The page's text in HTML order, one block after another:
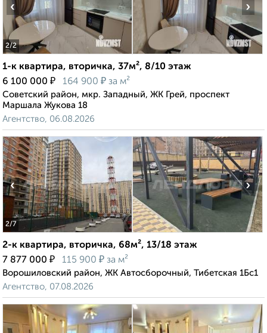
2/2
‹ ›
1-к квартира, вторичка, 37м², 8/10 этаж
6 100 000 ₽ 164 900 ₽ за м²
Советский район, мкр. Западный, ЖК Грей, проспект
Маршала Жукова 18
Агентство, 06.08.2026
2/7
‹ ›
2-к квартира, вторичка, 68м², 13/18 этаж
7 877 000 ₽ 115 900 ₽ за м²
Ворошиловский район, ЖК Автосборочный, Тибетская 1Бс1
Агентство, 07.08.2026